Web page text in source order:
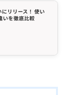
リリース！ 使い
いを徹底比較